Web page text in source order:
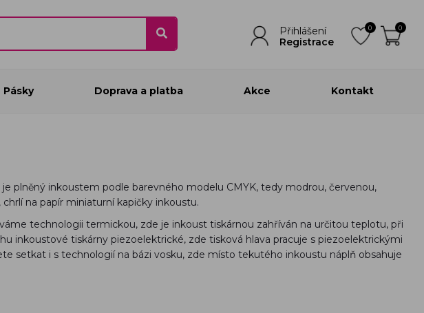
Přihlášení
Registrace
0 0
Pásky Doprava a platba Akce Kontakt
plněný inkoustem podle barevného modelu CMYK, tedy modrou, červenou,
na papír miniaturní kapičky inkoustu.
technologii termickou, zde je inkoust tiskárnou zahříván na určitou teplotu, při
inkoustové tiskárny piezoelektrické, zde tisková hlava pracuje s piezoelektrickými
setkat i s technologií na bázi vosku, zde místo tekutého inkoustu náplň obsahuje